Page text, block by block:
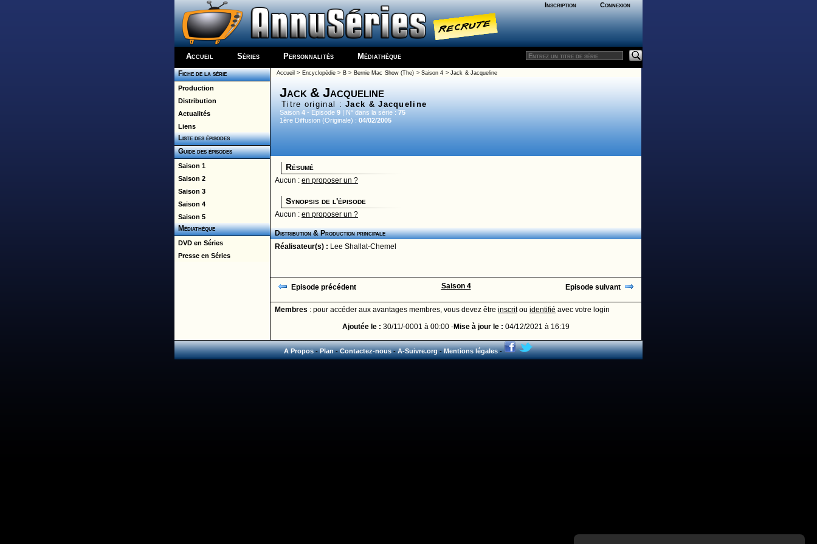
Inscription Connexion
Accueil Séries Personnalités Médiathèque
Fiche de la série
Production
Distribution
Actualités
Liens
Liste des épisodes
Guide des épisodes
Saison 1
Saison 2
Saison 3
Saison 4
Saison 5
Médiathèque
DVD en Séries
Presse en Séries
Accueil > Encyclopédie> B> Bernie Mac Show (The) > Saison 4 > Jack & Jacqueline
Jack & Jacqueline
Titre original :Jack & Jacqueline
Saison 4 - Episode 9 | N° dans la série : 75
1ère Diffusion (Originale) : 04/02/2005
Résumé
Aucun : en proposer un ?
Synopsis de l'épisode
Aucun : en proposer un ?
Distribution & Production principale
Réalisateur(s) : Lee Shallat-Chemel
Episode précédent Saison 4 Episode suivant
Membres : pour accéder aux avantages membres, vous devez être inscritou identifié avec votre login
Ajoutée le : 30/11/-0001 à 00:00 -Mise à jour le : 04/12/2021 à 16:19
A Propos-Plan-Contactez-nous-A-Suivre.org-Mentions légales-